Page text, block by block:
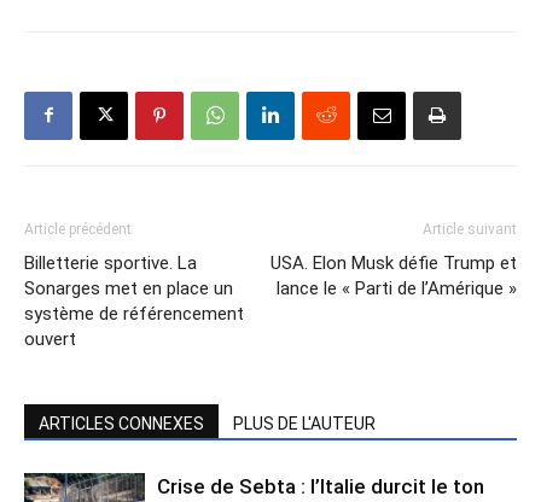
Article précédent
Billetterie sportive. La
Sonarges met en place un
système de référencement
ouvert
Article suivant
USA. Elon Musk défie Trump et
lance le « Parti de l’Amérique »
ARTICLES CONNEXES PLUS DE L'AUTEUR
Crise de Sebta : l’Italie durcit le ton